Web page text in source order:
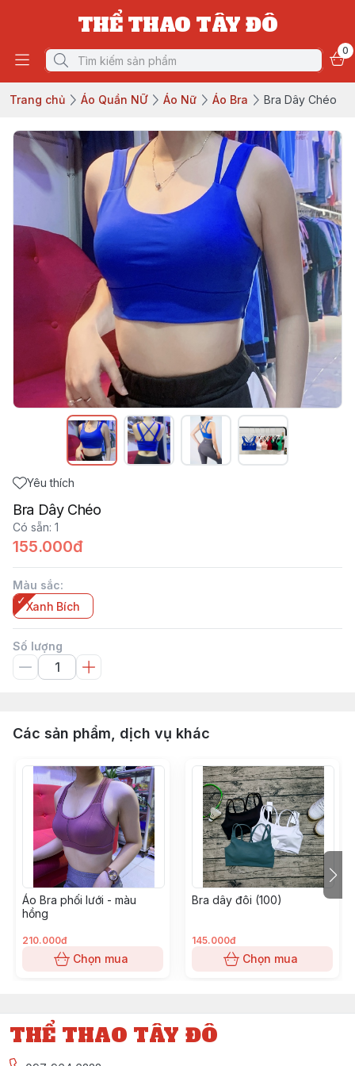
THỂ THAO TÂY ĐÔ
0
Trang chủ Áo Quần NỮ Áo Nữ Áo Bra Bra Dây Chéo
Yêu thích
Bra Dây Chéo
Có sẵn: 1
155.000đ
Màu sắc:
Xanh Bích
Số lượng
Các sản phẩm, dịch vụ khác
Áo Bra phối lưới - màu
hồng
210.000đ
Chọn mua
Bra dây đôi (100)
145.000đ
Chọn mua
THỂ THAO TÂY ĐÔ